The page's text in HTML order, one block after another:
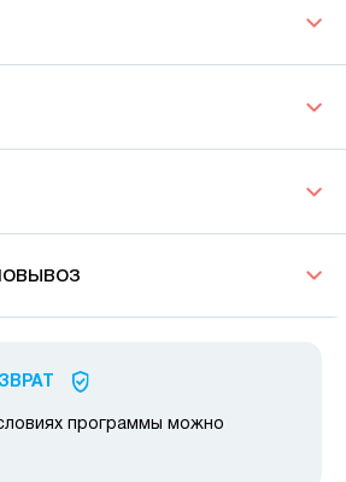
программы можно